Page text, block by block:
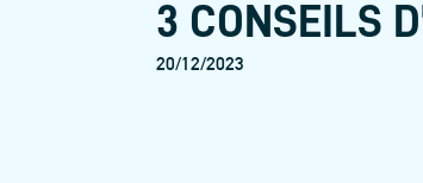
3 CONSEILS
20/12/2023